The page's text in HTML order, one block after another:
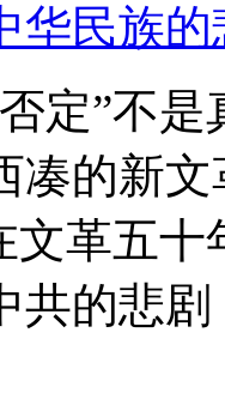
华民族的
定”不
凑的新
文革五
共的悲